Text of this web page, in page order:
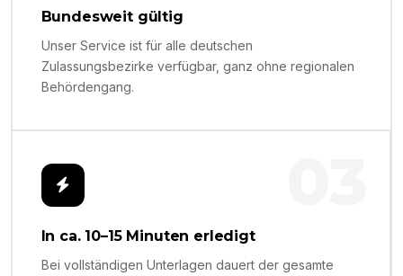
Bundesweit gültig
Unser Service ist für alle deutschen
Zulassungsbezirke verfügbar, ganz ohne regionalen
Behördengang.
In ca. 10–15 Minuten erledigt
Bei vollständigen Unterlagen dauert der gesamte